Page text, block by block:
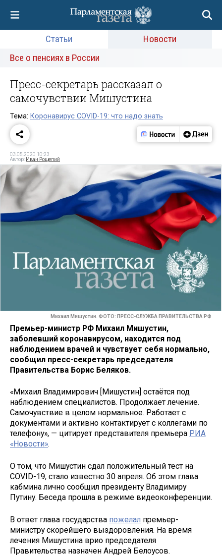
Статьи
Новости
Все о пенсиях в России
Пресс-секретарь рассказал о
самочувствии Мишустина
Тема: Коронавирус COVID-19: что надо знать
03.05.2020 10:23
Автор: Иван Рощепий
Михаил Мишустин. ФОТО: ПРЕСС-СЛУЖБА ПРАВИТЕЛЬСТВА РФ
Премьер-министр РФ Михаил Мишустин,
заболевший коронавирусом, находится под
наблюдением врачей и чувствует себя нормально,
сообщил пресс-секретарь председателя
Правительства Борис Беляков.
«Михаил Владимирович [Мишустин] остаётся под
наблюдением специалистов. Продолжает лечение.
Самочувствие в целом нормальное. Работает с
документами и активно контактирует с коллегами по
телефону», — цитирует представителя премьера РИА
«Новости».
О том, что Мишустин сдал положительный тест на
COVID-19, стало известно 30 апреля. Об этом глава
кабмина лично сообщил президенту Владимиру
Путину. Беседа прошла в режиме видеоконференции.
В ответ глава государства пожелал премьер-
министру скорейшего выздоровления. На время
лечения Мишустина врио председателя
Правительства назначен Андрей Белоусов.